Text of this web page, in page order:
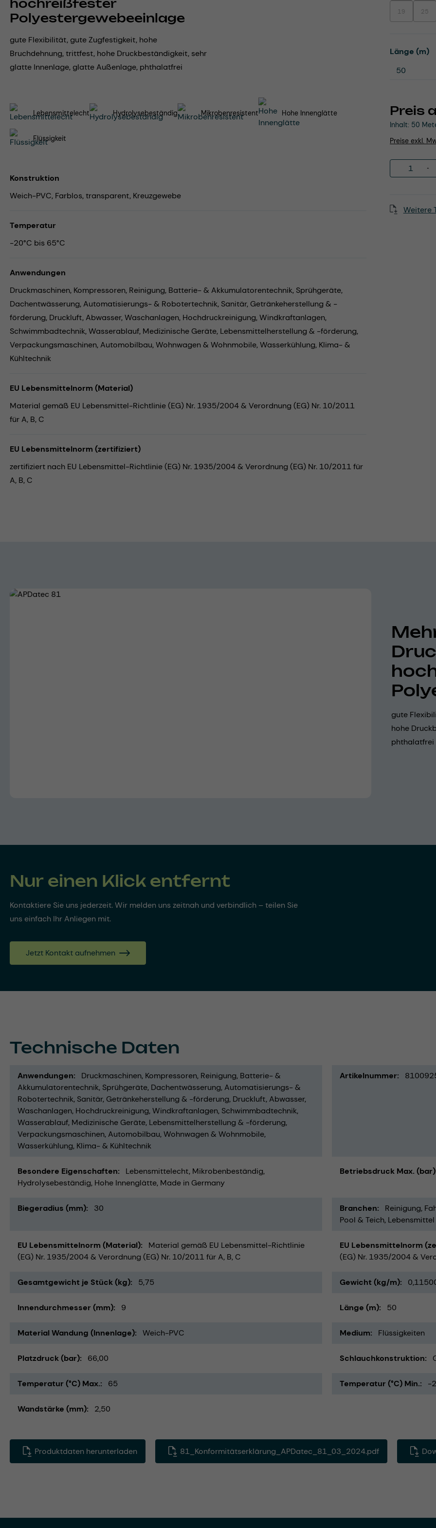
hochreißfester
Polyestergewebeeinlage
gute Flexibilität, gute Zugfestigkeit, hohe
Bruchdehnung, trittfest, hohe Druckbeständigkeit, sehr
glatte Innenlage, glatte Außenlage, phthalatfrei
Preis
Inhalt: 50
Preise exkl.
19(Diese 25
Länge (m)
Weitere
Lebensmittelecht Hydrolysebeständig Mikrobenresistent Hohe Innenglätte
Flüssigkeit
Konstruktion
Weich-PVC, Farblos, transparent, Kreuzgewebe
Temperatur
-20°C bis 65°C
Anwendungen
Druckmaschinen, Kompressoren, Reinigung, Batterie- & Akkumulatorentechnik, Sprühgeräte,
Dachentwässerung,Automatisierungs- & Robotertechnik, Sanitär, Getränkeherstellung & -
förderung, Druckluft,Abwasser,Waschanlagen, Hochdruckreinigung,Windkraftanlagen,
Schwimmbadtechnik,Wasserablauf, Medizinische Geräte, Lebensmittelherstellung & -förderung,
Verpackungsmaschinen,Automobilbau,Wohnwagen & Wohnmobile,Wasserkühlung, Klima- &
Kühltechnik
EU Lebensmittelnorm (Material)
Material gemäß EU Lebensmittel-Richtlinie (EG) Nr. 1935/2004 & Verordnung (EG) Nr. 10/2011
für A, B, C
EU Lebensmittelnorm (zertifiziert)
zertifiziert nach EU Lebensmittel-Richtlinie (EG) Nr. 1935/2004 & Verordnung (EG) Nr. 10/2011 für
A, B, C
Bildergalerie überspringen
gute
hohe
phthalatfrei
Nur einen Klick entfernt
Kontaktiere Sie uns jederzeit. Wir melden uns zeitnah und verbindlich – teilen Sie
uns einfach Ihr Anliegen mit.
Jetzt Kontakt aufnehmen
Technische Daten
Anwendungen Druckmaschinen Kompressoren Reinigung Batterie- &
Akkumulatorentechnik Sprühgeräte Dachentwässerung Automatisierungs- &
Robotertechnik Sanitär Getränkeherstellung & -förderung Druckluft Abwasser
Waschanlagen Hochdruckreinigung Windkraftanlagen Schwimmbadtechnik
Wasserablauf Medizinische Geräte Lebensmittelherstellung & -förderung
Verpackungsmaschinen Automobilbau Wohnwagen & Wohnmobile
Wasserkühlung Klima- & Kühltechnik
Artikelnummer
Besondere Eigenschaften Lebensmittelecht Mikrobenbeständig
Hydrolysebeständig Hohe Innenglätte Made in Germany
Betriebsdruck Max. (bar)
Biegeradius (mm) 30 Branchen Reinigung
Pool & Teich
EU Lebensmittelnorm (Material)
Material gemäß EU Lebensmittel-Richtlinie
(EG) Nr. 1935/2004 & Verordnung (EG) Nr. 10/2011 für A, B, C
EU Lebensmittelnorm
(EG) Nr. 1935/2004 &
Gesamtgewicht je Stück (kg) 5,75 Gewicht (kg/m)
Innendurchmesser (mm) 9 Länge (m) 50
Material Wandung (Innenlage) Weich-PVC Medium Flüssigkeiten
Platzdruck (bar) 66,00 Schlauchkonstruktion
Temperatur (°C) Max. 65 Temperatur (°C) Min. -
Wandstärke (mm) 2,50
Produktdaten herunterladen 81_Konformitätserklärung_APDatec_81_03_2024.pdf